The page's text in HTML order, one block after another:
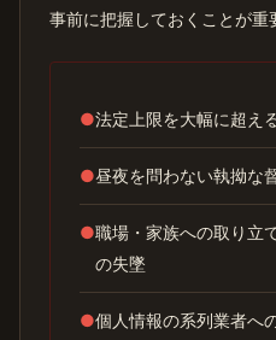
事前に把握しておくことが重
●法定上限を大幅に超え
●昼夜を問わない執拗な
●職場・家族への取り立
の失墜
●個人情報の系列業者へ